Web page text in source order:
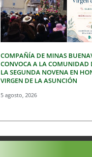
COMPAÑÍA DE MINAS
CONVOCA A LA COMUNIDAD
LA SEGUNDA NOVENA EN
VIRGEN DE LA ASUNCIÓN
5 agosto, 2026